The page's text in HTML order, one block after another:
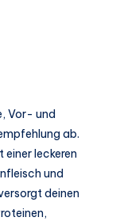
Vor- und
ab.
leckeren
und
deinen